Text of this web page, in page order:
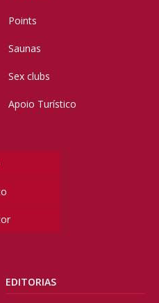
Points
Saunas
Sex clubs
Apoio Turístico
EDITORIAS